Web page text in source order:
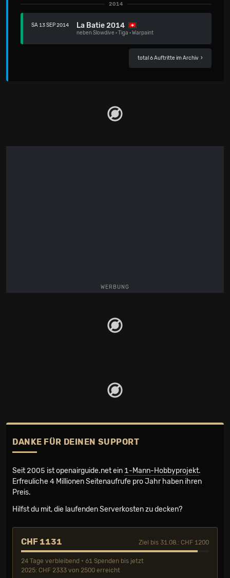
2014
SA 13 SEP 2014 La Batie 2014
nebenSlowdive ·Tiga ·Warpaint
total 6 Auftritte im Archiv ›
WERBUNG
DANKE FÜR DEINEN SUPPORT
Seit 2005 ist openairguide.net ein 1-Mann-Hobbyprojekt.
Erfreuliche 4 Millionen Seiten­aufrufe pro Jahr haben ihren
Preis.
Hilfst du mit, die laufenden Serverkosten zu decken?
CHF 1131 Ziel bis 31.08.: CHF 1200
24 Tage verbleibend • 61 Spenden bis jetzt
2025: CHF 2333 von 2500 erreicht